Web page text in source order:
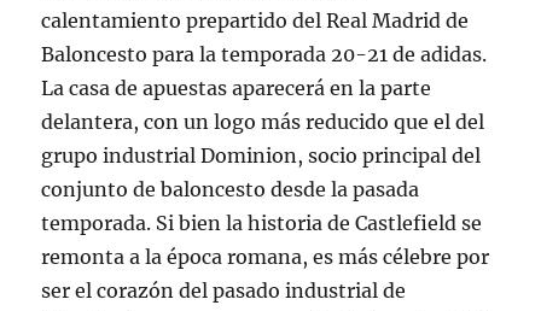
calentamiento prepartido del Real Madrid de
Baloncesto para la temporada 20-21 de adidas.
La casa de apuestas aparecerá en la parte
delantera, con un logo más reducido que el del
grupo industrial Dominion, socio principal del
conjunto de baloncesto desde la pasada
temporada. Si bien la historia de Castlefield se
remonta a la época romana, es más célebre por
ser el corazón del pasado industrial de